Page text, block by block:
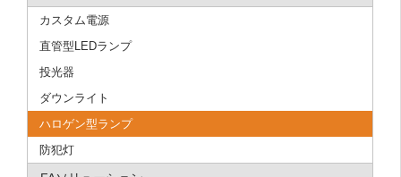
カスタム電源
直管型LEDランプ
投光器
ダウンライト
ハロゲン型ランプ
防犯灯